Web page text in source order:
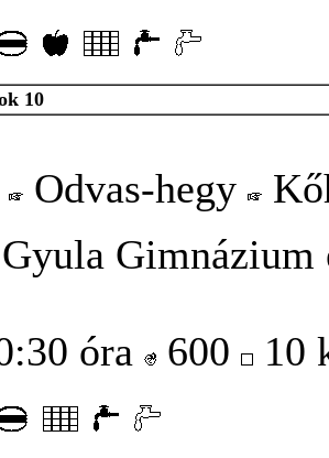
10
Odvas-hegy
Gimnázium
óra
600 10